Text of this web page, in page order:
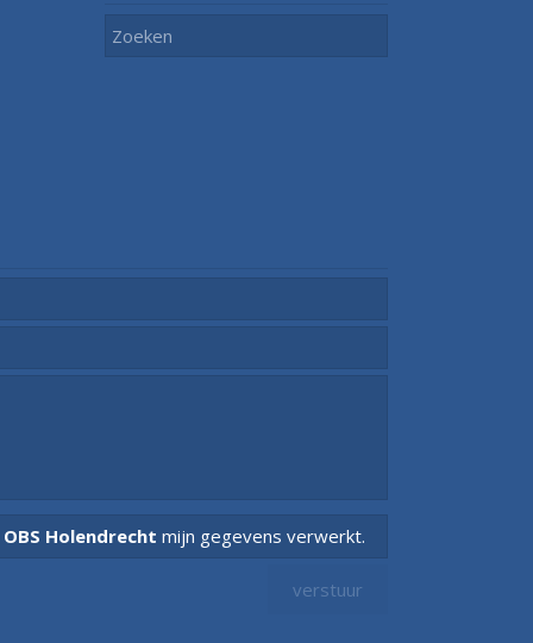
OBS Holendrecht mijn gegevens verwerkt.